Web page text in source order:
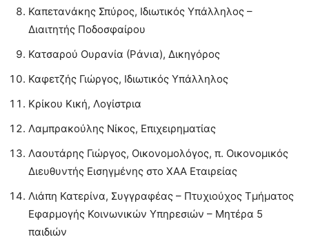
Καπετανάκης Σπύρος, Ιδιωτικός Υπάλληλος –
Διαιτητής Ποδοσφαίρου
Κατσαρού Ουρανία (Ράνια), Δικηγόρος
Καφετζής Γιώργος, Ιδιωτικός Υπάλληλος
Κρίκου Κική, Λογίστρια
Λαμπρακούλης Νίκος, Επιχειρηματίας
Λαουτάρης Γιώργος, Οικονομολόγος, π. Οικονομικός
Διευθυντής Εισηγμένης στο ΧΑΑ Εταιρείας
Λιάπη Κατερίνα, Συγγραφέας – Πτυχιούχος Τμήματος
Εφαρμογής Κοινωνικών Υπηρεσιών – Μητέρα 5
παιδιών